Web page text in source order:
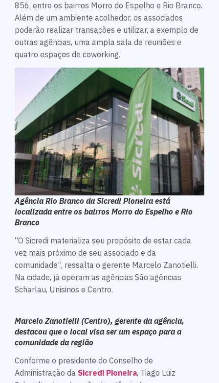
856, entre os bairros Morro do Espelho e Rio Branco.
Além de um ambiente acolhedor, os associados
poderão realizar transações e utilizar, a exemplo de
outras agências, uma ampla sala de reuniões e
quatro espaços de coworking.
Agência Rio Branco da Sicredi Pioneira está
localizada entre os bairros Morro do Espelho e Rio
Branco
“O Sicredi materializa seu propósito de estar cada
vez mais próximo de seu associado e da
comunidade”, ressalta o gerente Marcelo Zanotielli.
Na cidade, já operam as agências São agências
Scharlau, Unisinos e Centro.
Marcelo Zanotielli (Centro), gerente da agência,
destacou que o local visa ser um espaço para a
comunidade da região
Conforme o presidente do Conselho de
Administração da Sicredi Pioneira, Tiago Luiz